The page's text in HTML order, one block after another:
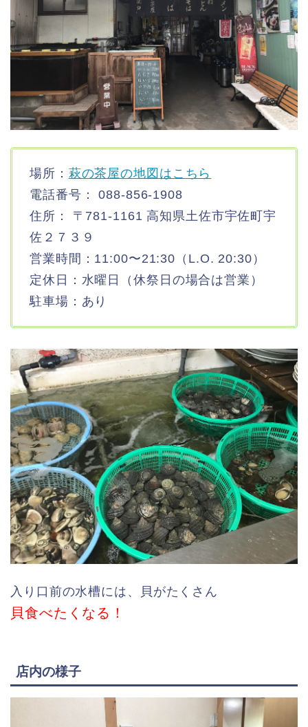
場所： 萩の茶屋の地図はこちら
電話番号： 088-856-1908
住所： 〒781-1161 高知県土佐市宇佐町宇
佐２７３９
営業時間：11:00〜21:30（L.O. 20:30）
定休日：水曜日（休祭日の場合は営業）
駐車場：あり
入り口前の水槽には、貝がたくさん
貝食べたくなる！
店内の様子